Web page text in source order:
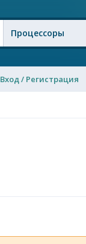
Процессоры
Вход / Регистрация